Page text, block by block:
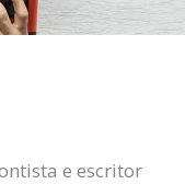
e escritor